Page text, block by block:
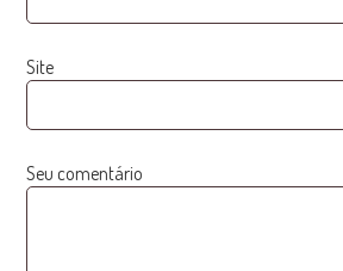
Site
Seu comentário